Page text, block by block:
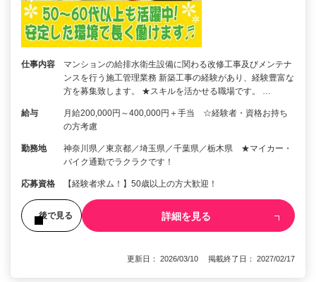
仕事内容
マンションの給排水衛生設備に関わる改修工事及びメンテナ
ンスを行う施工管理業務 新築工事の経験があり、経験豊富な
方を募集致します。 ★スキルを活かせる職場です。 …
給与
月給200,000円～400,000円＋手当 ☆経験者・資格お持ち
の方考慮
勤務地
神奈川県／東京都／埼玉県／千葉県／栃木県 ★マイカー・
バイク通勤でラクラクです！
応募資格 【経験者求ム！】50歳以上の方大歓迎！
後で見る 詳細を見る
更新日： 2026/03/10 掲載終了日： 2027/02/17